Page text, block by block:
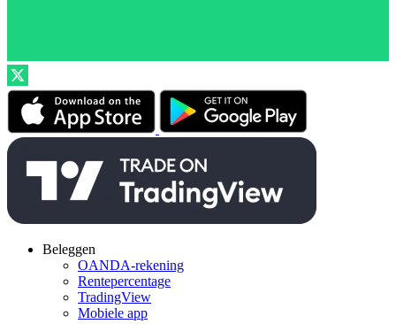
Beleggen
OANDA-rekening
Rentepercentage
TradingView
Mobiele app